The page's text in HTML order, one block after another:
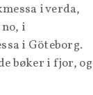
i verda,
i
i Göteborg.
bøker i fjor, og